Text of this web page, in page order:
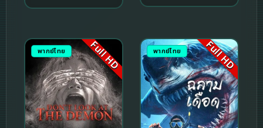
พากย์ไทย Full HD พากย์ไทย Full HD